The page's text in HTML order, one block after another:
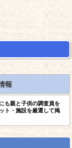
報
も親と子供の調査員を
ト・施設を厳選して掲